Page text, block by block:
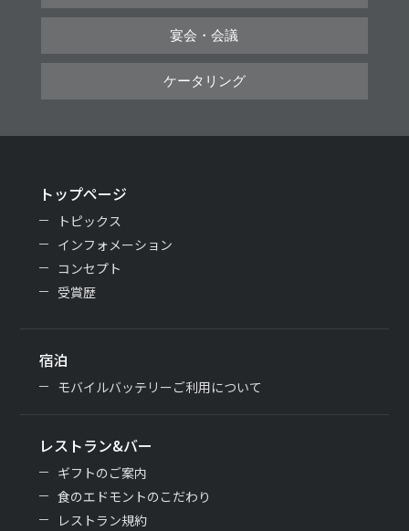
宴会・会議
ケータリング
トップページ
トピックス
インフォメーション
コンセプト
受賞歴
宿泊
モバイルバッテリーご利用について
レストラン&バー
ギフトのご案内
食のエドモントのこだわり
レストラン規約